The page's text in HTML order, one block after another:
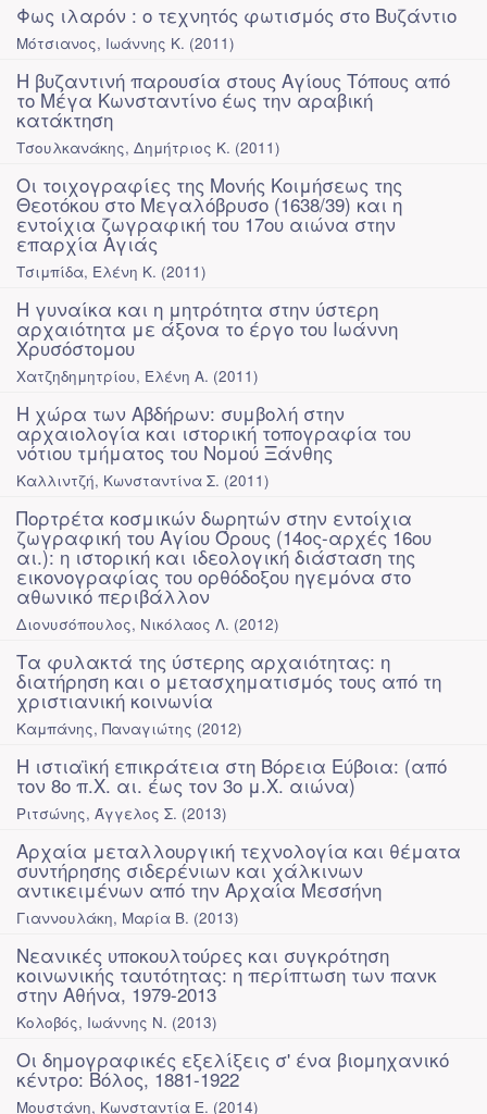
Φως ιλαρόν : ο τεχνητός φωτισμός στο Βυζάντιο
Μότσιανος, Ιωάννης Κ. (2011)
Η βυζαντινή παρουσία στους Αγίους Τόπους από
το Μέγα Κωνσταντίνο έως την αραβική
κατάκτηση
Τσουλκανάκης, Δημήτριος Κ. (2011)
Οι τοιχογραφίες της Μονής Κοιμήσεως της
Θεοτόκου στο Μεγαλόβρυσο (1638/39) και η
εντοίχια ζωγραφική του 17ου αιώνα στην
επαρχία Αγιάς
Τσιμπίδα, Ελένη Κ. (2011)
Η γυναίκα και η μητρότητα στην ύστερη
αρχαιότητα με άξονα το έργο του Ιωάννη
Χρυσόστομου
Χατζηδημητρίου, Ελένη Α. (2011)
Η χώρα των Αβδήρων: συμβολή στην
αρχαιολογία και ιστορική τοπογραφία του
νότιου τμήματος του Νομού Ξάνθης
Καλλιντζή, Κωνσταντίνα Σ. (2011)
Πορτρέτα κοσμικών δωρητών στην εντοίχια
ζωγραφική του Αγίου Όρους (14ος-αρχές 16ου
αι.): η ιστορική και ιδεολογική διάσταση της
εικονογραφίας του ορθόδοξου ηγεμόνα στο
αθωνικό περιβάλλον
Διονυσόπουλος, Νικόλαος Λ. (2012)
Τα φυλακτά της ύστερης αρχαιότητας: η
διατήρηση και ο μετασχηματισμός τους από τη
χριστιανική κοινωνία
Καμπάνης, Παναγιώτης (2012)
Η ιστιαϊκή επικράτεια στη Βόρεια Εύβοια: (από
τον 8ο π.Χ. αι. έως τον 3ο μ.Χ. αιώνα)
Ριτσώνης, Άγγελος Σ. (2013)
Αρχαία μεταλλουργική τεχνολογία και θέματα
συντήρησης σιδερένιων και χάλκινων
αντικειμένων από την Αρχαία Μεσσήνη
Γιαννουλάκη, Μαρία Β. (2013)
Νεανικές υποκουλτούρες και συγκρότηση
κοινωνικής ταυτότητας: η περίπτωση των πανκ
στην Αθήνα, 1979-2013
Κολοβός, Ιωάννης Ν. (2013)
Οι δημογραφικές εξελίξεις σ' ένα βιομηχανικό
κέντρο: Βόλος, 1881-1922
Μουστάνη, Κωνσταντία Ε. (2014)